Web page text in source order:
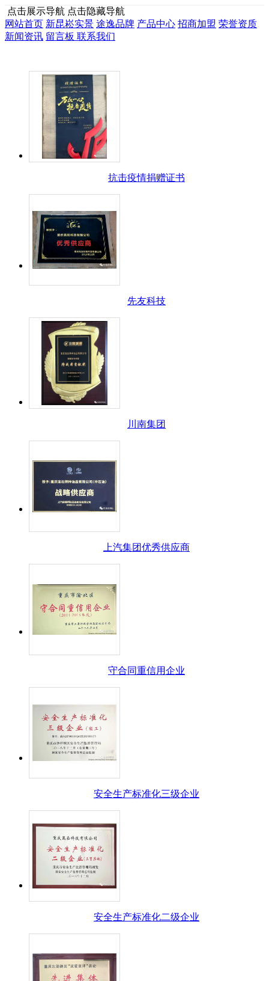
点击展示导航 点击隐藏导航
网站首页 新昆崧实景 途逸品牌 产品中心 招商加盟 荣誉资质
新闻资讯 留言板 联系我们
抗击疫情捐赠证书
先友科技
川南集团
上汽集团优秀供应商
守合同重信用企业
安全生产标准化三级企业
安全生产标准化二级企业